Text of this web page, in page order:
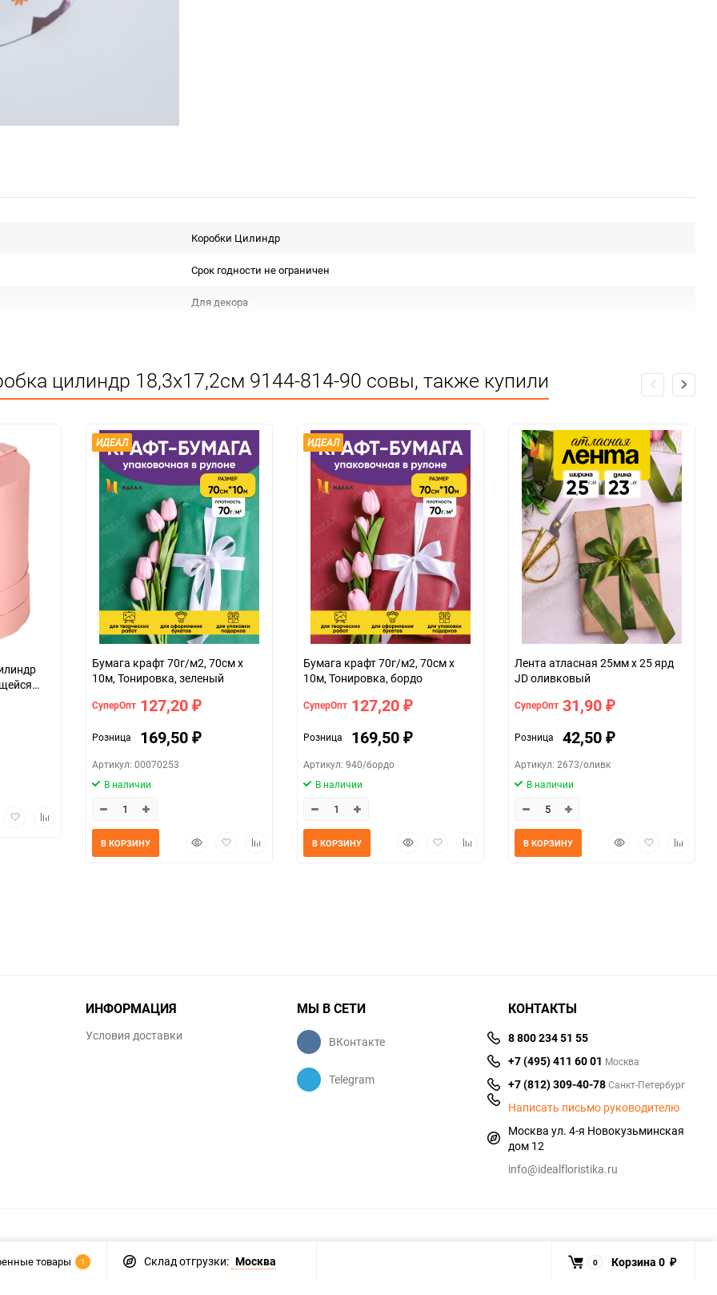
Коробки Цилиндр
Срок годности не ограничен
Для декора
1
27
шт
цилиндр 18,3х17,2см 9144-814-90 совы, также купили
ДобавитьДобавить
ИДЕАЛ
Бумага крафт 70г/м2, 70см x
10м, Тонировка, зеленый
СуперОпт 127,20 ₽
Розница 169,50 ₽
Артикул: 00070253
В наличии
БыстрыйДобавитьДобавить
В КОРЗИНУ
ИДЕАЛ
Бумага крафт 70г/м2, 70см x
10м, Тонировка, бордо
СуперОпт 127,20 ₽
Розница 169,50 ₽
Артикул: 940/бордо
В наличии
БыстрыйДобавитьДобавить
В КОРЗИНУ
Лента атласная 25мм х 25 ярд
JD оливковый
СуперОпт 31,90 ₽
Розница 42,50 ₽
Артикул: 2673/оливк
В наличии
БыстрыйДобавить
В КОРЗИНУ
ИНФОРМАЦИЯ
Условия доставки
МЫ В СЕТИ
ВКонтакте
Telegram
КОНТАКТЫ
8 800 234 51 55
+7 (495) 411 60 01 Москва
+7 (812) 309-40-78Санкт-Петербург
Написать письмо руководителю
Москва ул. 4-я Новокузьминская
дом 12
info@idealfloristika.ru
товары 1 Склад отгрузки: Москва 0 Корзина 0 ₽